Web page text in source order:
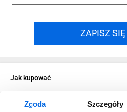
Zgoda Szczegóły
ZAPISZ SIĘ
Jak kupować
O firmie